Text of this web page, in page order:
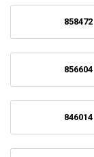
858472
856604
846014